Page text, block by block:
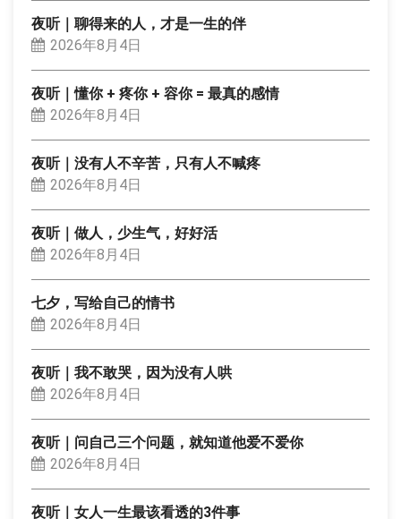
夜听｜聊得来的人，才是一生的伴
2026年8月4日
夜听｜懂你 + 疼你 + 容你 = 最真的感情
2026年8月4日
夜听｜没有人不辛苦，只有人不喊疼
2026年8月4日
夜听｜做人，少生气，好好活
2026年8月4日
七夕，写给自己的情书
2026年8月4日
夜听｜我不敢哭，因为没有人哄
2026年8月4日
夜听｜问自己三个问题，就知道他爱不爱你
2026年8月4日
夜听｜女人一生最该看透的3件事